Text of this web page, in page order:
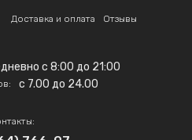
Доставка и оплата Отзывы
с 8:00 до 21:00
c 7.00 до 24.00